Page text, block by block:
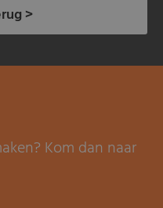
>
Kom dan naar